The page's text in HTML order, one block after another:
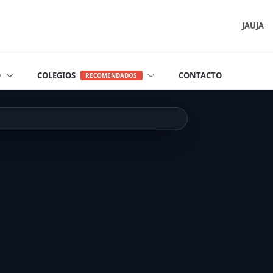
JAUJA
COLEGIOS RECOMENDADOS CONTACTO